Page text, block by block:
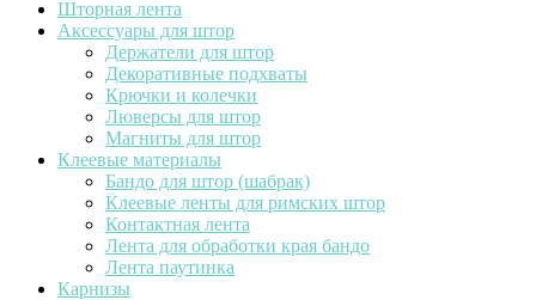
Шторная лента
Аксессуары для штор
Держатели для штор
Декоративные подхваты
Крючки и колечки
Люверсы для штор
Магниты для штор
Клеевые материалы
Бандо для штор (шабрак)
Клеевые ленты для римских штор
Контактная лента
Лента для обработки края бандо
Лента паутинка
Карнизы